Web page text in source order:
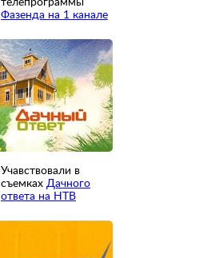
телепрограммы
Фазенда на 1 канале
Учавствовали в
съемках Дачного
ответа на НТВ